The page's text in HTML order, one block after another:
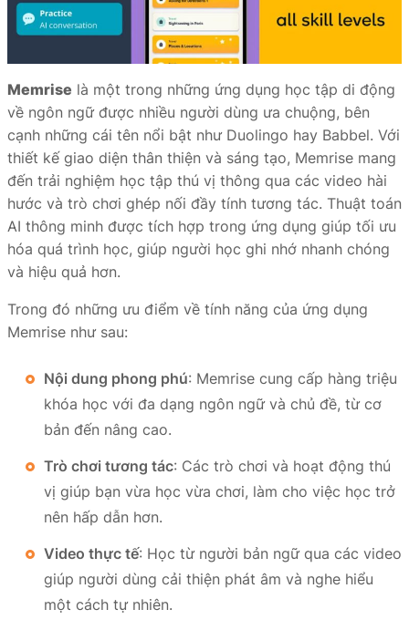
Memrise là một trong những ứng dụng học tập di động
về ngôn ngữ được nhiều người dùng ưa chuộng, bên
cạnh những cái tên nổi bật như Duolingo hay Babbel. Với
thiết kế giao diện thân thiện và sáng tạo, Memrise mang
đến trải nghiệm học tập thú vị thông qua các video hài
hước và trò chơi ghép nối đầy tính tương tác. Thuật toán
AI thông minh được tích hợp trong ứng dụng giúp tối ưu
hóa quá trình học, giúp người học ghi nhớ nhanh chóng
và hiệu quả hơn.
Trong đó những ưu điểm về tính năng của ứng dụng
Memrise như sau:
Nội dung phong phú: Memrise cung cấp hàng triệu
khóa học với đa dạng ngôn ngữ và chủ đề, từ cơ
bản đến nâng cao.
Trò chơi tương tác: Các trò chơi và hoạt động thú
vị giúp bạn vừa học vừa chơi, làm cho việc học trở
nên hấp dẫn hơn.
Video thực tế: Học từ người bản ngữ qua các video
giúp người dùng cải thiện phát âm và nghe hiểu
một cách tự nhiên.